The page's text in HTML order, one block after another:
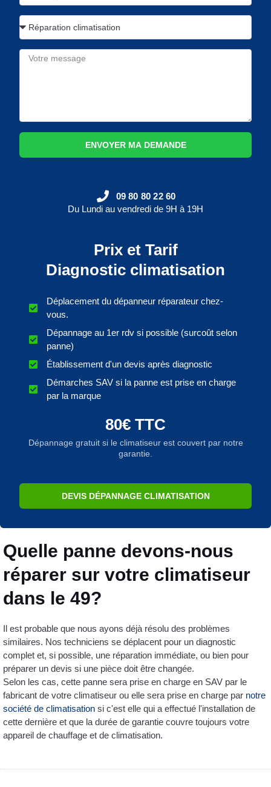
Quelle panne devons-nous
réparer sur votre climatiseur
dans le 49?
Il est probable que nous ayons déjà résolu des problèmes
similaires. Nos techniciens se déplacent pour un diagnostic
complet et, si possible, une réparation immédiate, ou bien pour
préparer un devis si une pièce doit être changée.
Selon les cas, cette panne sera prise en charge en SAV par le
fabricant de votre climatiseur ou elle sera prise en charge par notre
société de climatisation si c'est elle qui a effectué l'installation de
cette dernière et que la durée de garantie couvre toujours votre
appareil de chauffage et de climatisation.
ENVOYER MA DEMANDE
09 80 80 22 60
Du Lundi au vendredi de 9H à 19H
Prix et Tarif
Diagnostic climatisation
Déplacement du dépanneur réparateur chez-
vous.
Dépannage au 1er rdv si possible (surcoût selon
panne)
Établissement d'un devis après diagnostic
Démarches SAV si la panne est prise en charge
par la marque
80€ TTC
Dépannage gratuit si le climatiseur est couvert par notre
garantie.
DEVIS DÉPANNAGE CLIMATISATION